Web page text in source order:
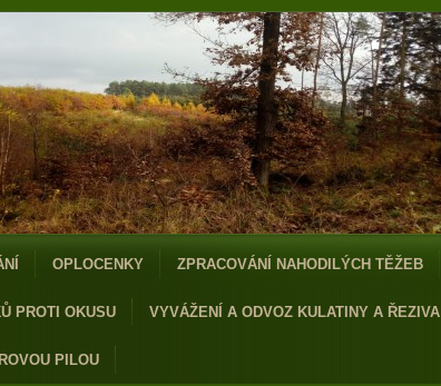
OPLOCENKY ZPRACOVÁNÍ NAHODILÝCH TĚŽEB
PROTI OKUSU VYVÁŽENÍ A ODVOZ KULATINY A ŘEZIVA
PILOU